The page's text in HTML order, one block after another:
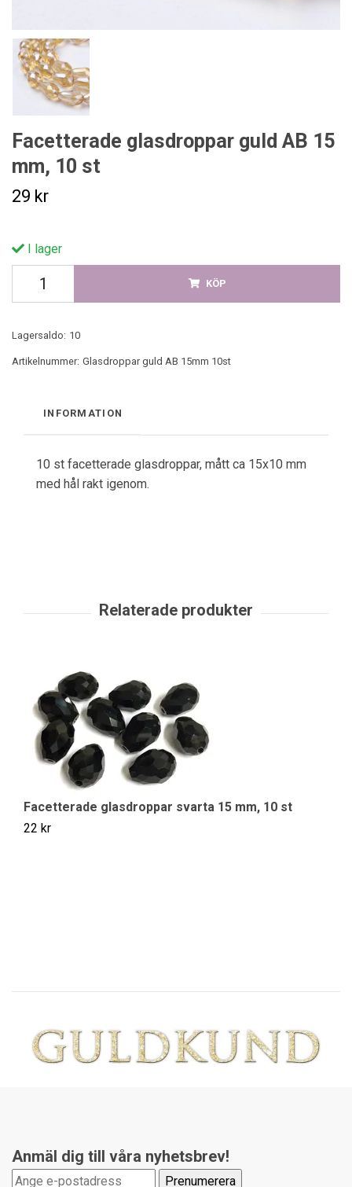
Facetterade glasdroppar guld AB 15
mm, 10 st
29 kr
I lager
KÖP
Lagersaldo: 10
Artikelnummer: Glasdroppar guld AB 15mm 10st
INFORMATION
10 st facetterade glasdroppar, mått ca 15x10 mm
med hål rakt igenom.
Facetterade glasdroppar svarta 15 mm, 10 st
22 kr
Anmäl dig till våra nyhetsbrev!